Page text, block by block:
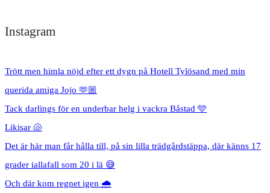
Instagram
Trött men himla nöjd efter ett dygn på Hotell Tylösand med min
querida amiga Jojo 🫶🏼
Tack darlings för en underbar helg i vackra Båstad 🩵
Likisar 🐚
Det är här man får hålla till, på sin lilla trädgårdstäppa, där känns 17
grader iallafall som 20 i lä 😅
Och där kom regnet igen 🌧️